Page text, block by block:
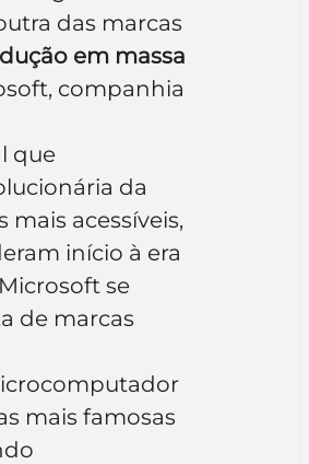
das marcas
em massa
companhia
que
da
acessíveis,
início à era
se
de marcas
mais famosas